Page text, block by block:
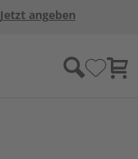
Jetzt angeben